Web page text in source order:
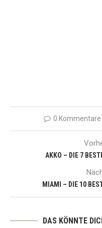
0 Kommentare
AKKO – DIE 7
MIAMI – DIE 10
DAS KÖNNTE